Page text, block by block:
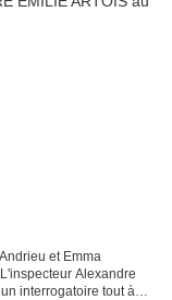
et Emma
Alexandre
interrogatoire tout à